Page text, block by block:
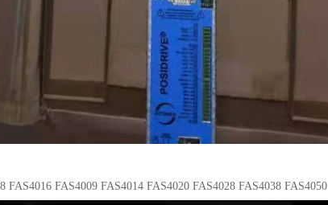
FAS4009 FAS4014 FAS4020 FAS4028 FAS4038 FAS4050